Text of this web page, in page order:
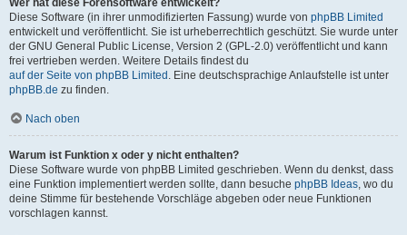
Wer hat diese Forensoftware entwickelt?
Diese Software (in ihrer unmodifizierten Fassung) wurde von phpBB Limited
entwickelt und veröffentlicht. Sie ist urheberrechtlich geschützt. Sie wurde unter
der GNU General Public License, Version 2 (GPL-2.0) veröffentlicht und kann
frei vertrieben werden. Weitere Details findest du
auf der Seite von phpBB Limited . Eine deutschsprachige Anlaufstelle ist unter
phpBB.de zu finden.
Nach oben
Warum ist Funktion x oder y nicht enthalten?
Diese Software wurde von phpBB Limited geschrieben. Wenn du denkst, dass
eine Funktion implementiert werden sollte, dann besuche phpBB Ideas, wo du
deine Stimme für bestehende Vorschläge abgeben oder neue Funktionen
vorschlagen kannst.